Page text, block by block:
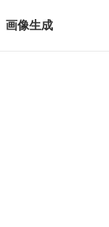
画像生成